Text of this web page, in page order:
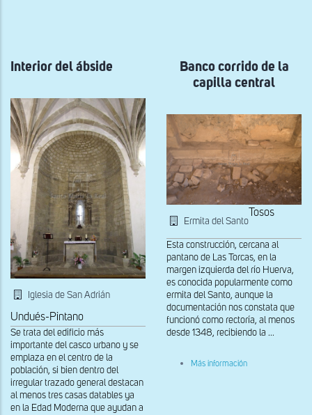
navegación
Interior del ábside
Iglesia de San Adrián
Undués-Pintano
Se trata del edificio más
importante del casco urbano y se
emplaza en el centro de la
población, si bien dentro del
irregular trazado general destacan
al menos tres casas datables ya
en la Edad Moderna que ayudan a
Banco corrido de la
capilla central
Ermita del Santo
Tosos
Esta construcción, cercana al
pantano de Las Torcas, en la
margen izquierda del río Huerva,
es conocida popularmente como
ermita del Santo, aunque la
documentación nos constata que
funcionó como rectoría, al menos
desde 1348, recibiendo la ...
Más información